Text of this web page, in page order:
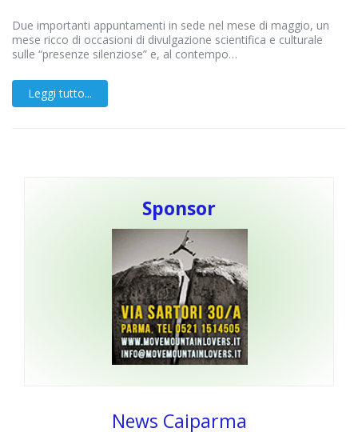
Due importanti appuntamenti in sede nel mese di maggio, un
mese ricco di occasioni di divulgazione scientifica e culturale
sulle “presenze silenziose” e, al contempo…
Leggi tutto...
Sponsor
News Caiparma